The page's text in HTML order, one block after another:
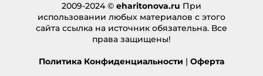
[…] There you will find 4038 additional Information
on that Topic: eharitonova.ru/vernyj-sposob-kak-
vyjti-iz-tupika/ […]
Ответить
2009-2024 © eharitonova.ru При
использовании любых материалов с этого
сайта ссылка на источник обязательна. Все
права защищены!
Политика Конфиденциальности | Оферта